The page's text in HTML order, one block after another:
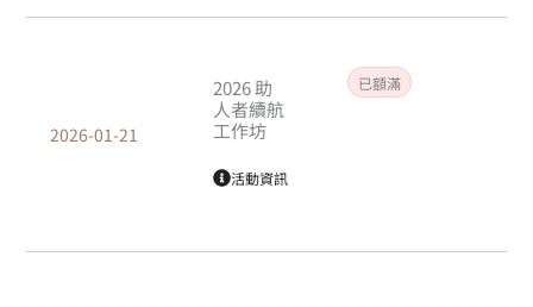
2026-01-21
2026 助
人者續航
工作坊
活動資訊
已額滿